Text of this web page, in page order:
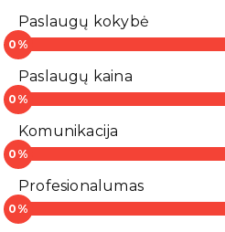
Paslaugų kokybė
Paslaugų kaina
Komunikacija
Profesionalumas